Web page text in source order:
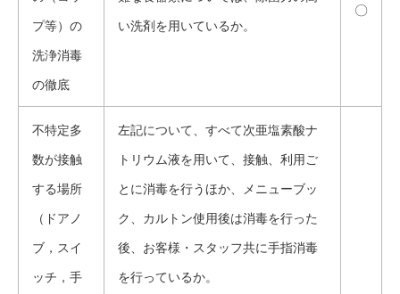
プ等）の
洗浄消毒
の徹底
い洗剤を用いているか。
〇
不特定多
数が接触
する場所
（ドアノ
ブ，スイ
ッチ，手
左記について、すべて次亜塩素酸ナ
トリウム液を用いて、接触、利用ご
とに消毒を行うほか、メニューブッ
ク、カルトン使用後は消毒を行った
後、お客様・スタッフ共に手指消毒
を行っているか。